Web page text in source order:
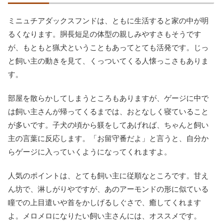
ミニュチアダックスフンドは、ともに生活すると家の中が明
るくなります。胴長短足の体型の親しみやすさもそうです
が、もともと猟犬ということもあってとても活発です。じっ
と飼い主の動きを見て、くっついてくる人懐っこさもありま
す。
部屋を散らかしてしまうところもありますが、ゲージに中で
は飼い主さんが帰ってくるまでは、おとなしく寝ていること
が多いです。子犬の頃から躾をしてあげれば、ちゃんと飼い
主の言葉に反応します。「お留守番だよ」と言うと、自分か
らゲージに入っていくようになってくれますよ。
人気のポイントは、とても飼い主に従順なところです。甘え
ん坊で、淋しがりやですが、あのアーモンドの形に似ている
瞳での上目遣いや首をかしげるしぐさで、癒してくれます
よ。メロメロになりたい飼い主さんには、オススメです。